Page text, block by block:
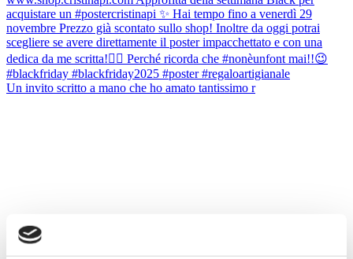
Un invito scritto a mano che ho amato tantissimo r